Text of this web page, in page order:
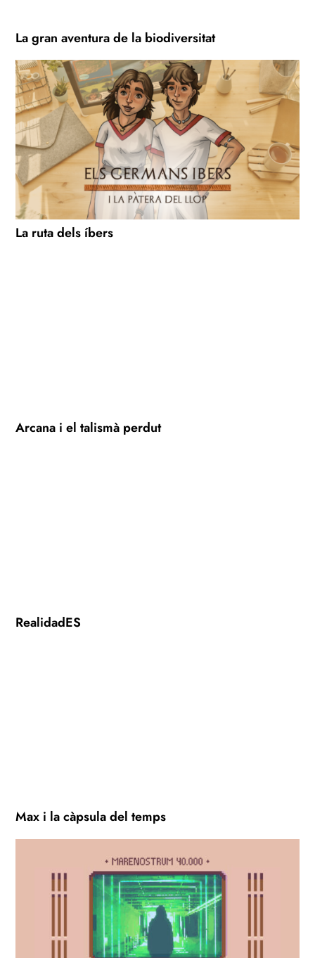
La gran aventura de la biodiversitat
La ruta dels íbers
Arcana i el talismà perdut
RealidadES
Max i la càpsula del temps